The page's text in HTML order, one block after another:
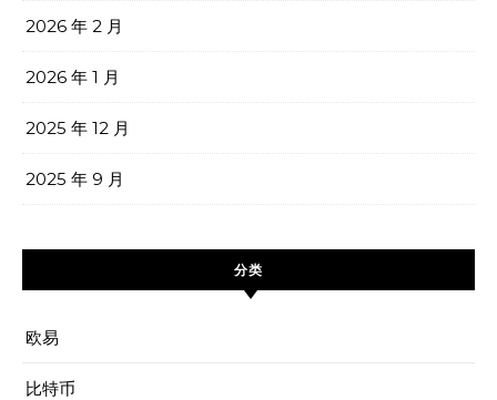
2026 年 2 月
2026 年 1 月
2025 年 12 月
2025 年 9 月
分类
欧易
比特币